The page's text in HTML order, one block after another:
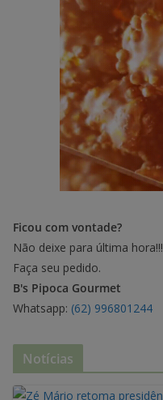
Ficou com vontade?
Não deixe para última hora!!!
Faça seu pedido.
B's Pipoca Gourmet
Whatsapp: (62) 996801244
Notícias